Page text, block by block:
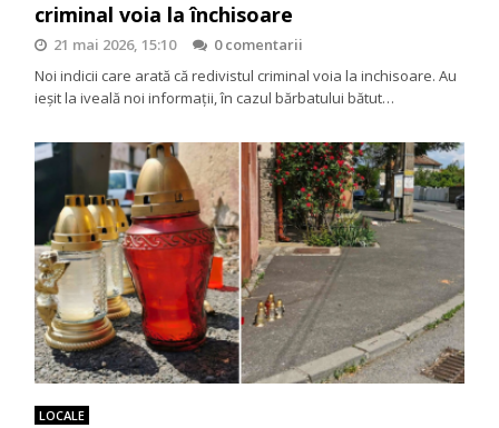
criminal voia la închisoare
21 mai 2026, 15:10
0 comentarii
Noi indicii care arată că redivistul criminal voia la inchisoare. Au
ieșit la iveală noi informații, în cazul bărbatului bătut…
LOCALE